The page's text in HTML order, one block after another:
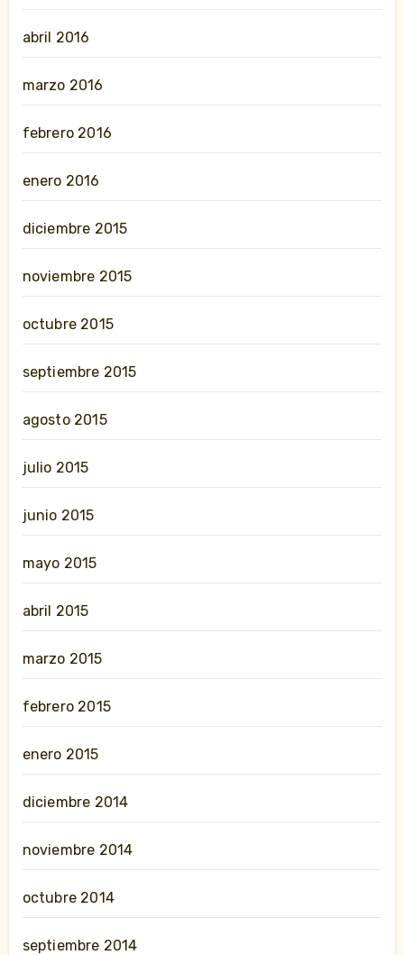
abril 2016
marzo 2016
febrero 2016
enero 2016
diciembre 2015
noviembre 2015
octubre 2015
septiembre 2015
agosto 2015
julio 2015
junio 2015
mayo 2015
abril 2015
marzo 2015
febrero 2015
enero 2015
diciembre 2014
noviembre 2014
octubre 2014
septiembre 2014